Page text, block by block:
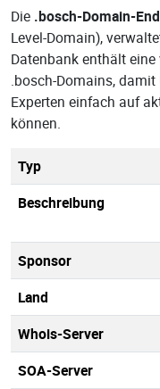
Die .bosch-Domain-
Level-Domain),
Datenbank enthält
.bosch-Domains, damit
Experten einfach auf
können.
Typ
Beschreibung
Sponsor
Land
Whois-Server
SOA-Server